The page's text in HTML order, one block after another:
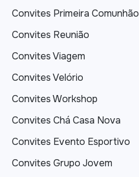
Convites Primeira Comunhão
Convites Reunião
Convites Viagem
Convites Velório
Convites Workshop
Convites Chá Casa Nova
Convites Evento Esportivo
Convites Grupo Jovem